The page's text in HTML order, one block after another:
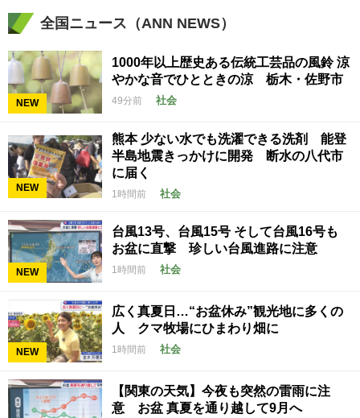
全国ニュース（ANN NEWS）
NEW
1000年以上歴史ある伝統工芸品の風鈴 涼
やかな音でひとときの涼 栃木・佐野市
49分前 社会
NEW
熊本 少ない水でも洗濯できる洗剤 能登
半島地震きっかけに開発 断水の八代市
に届く
1時間前 社会
NEW
台風13号、台風15号 そして台風16号も
お盆に直撃 珍しい台風進路に注意
1時間前 社会
NEW
広く真夏日…“お盆休み”観光地に多くの
人 クマ牧場にひまわり畑に
1時間前 社会
【関東の天気】今夜も突然の雷雨に注
意 お盆 真夏を通り越して9月へ